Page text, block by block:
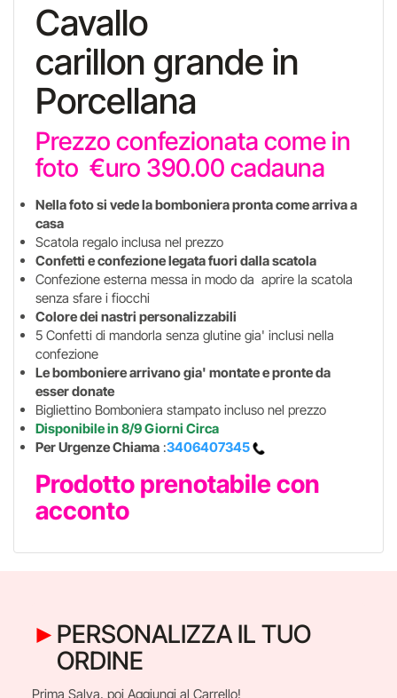
Cavallo
carillon grande in
Porcellana
Prezzo confezionata come in
foto €uro 390.00 cadauna
Nella foto si vede la bomboniera pronta come arriva a
casa
Scatola regalo inclusa nel prezzo
Confetti e confezione legata fuori dalla scatola
Confezione esterna messa in modo da aprire la scatola
senza sfare i fiocchi
Colore dei nastri personalizzabili
5 Confetti di mandorla senza glutine gia' inclusi nella
confezione
Le bomboniere arrivano gia' montate e pronte da
esser donate
Bigliettino Bomboniera stampato incluso nel prezzo
Disponibile in 8/9 Giorni Circa
Per Urgenze Chiama :3406407345
Prodotto prenotabile con
acconto
PERSONALIZZA IL TUO
ORDINE
Prima Salva, poi Aggiungi al Carrello!